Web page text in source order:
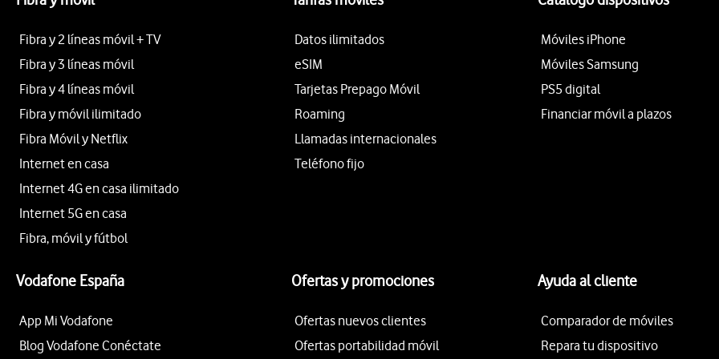
Fibra y 2 líneas móvil + TV
Fibra y 3 líneas móvil
Fibra y 4 líneas móvil
Fibra y móvil ilimitado
Fibra Móvil y Netflix
Internet en casa
Internet 4G en casa ilimitado
Internet 5G en casa
Fibra, móvil y fútbol
Datos ilimitados
eSIM
Tarjetas Prepago Móvil
Roaming
Llamadas internacionales
Teléfono fijo
Móviles iPhone
Móviles Samsung
PS5 digital
Financiar móvil a plazos
Vodafone España
App Mi Vodafone
Blog Vodafone Conéctate
Ofertas y promociones
Ofertas nuevos clientes
Ofertas portabilidad móvil
Ayuda al cliente
Comparador de móviles
Repara tu dispositivo